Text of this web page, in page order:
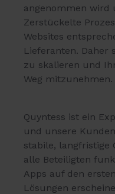
angenommen wird
Zerstückelte
Websites
Lieferanten. Daher
zu skalieren und
Weg mitzunehmen.
Quyntess ist ein
und unsere
stabile, langfristige
alle Beteiligten
Apps auf den
Lösungen